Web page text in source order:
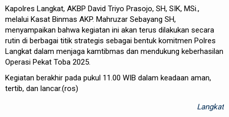
Kapolres Langkat, AKBP David Triyo Prasojo, SH, SIK, MSi.,
melalui Kasat Binmas AKP. Mahruzar Sebayang SH,
menyampaikan bahwa kegiatan ini akan terus dilakukan secara
rutin di berbagai titik strategis sebagai bentuk komitmen Polres
Langkat dalam menjaga kamtibmas dan mendukung keberhasilan
Operasi Pekat Toba 2025.
Kegiatan berakhir pada pukul 11.00 WIB dalam keadaan aman,
tertib, dan lancar.(ros)
Langkat